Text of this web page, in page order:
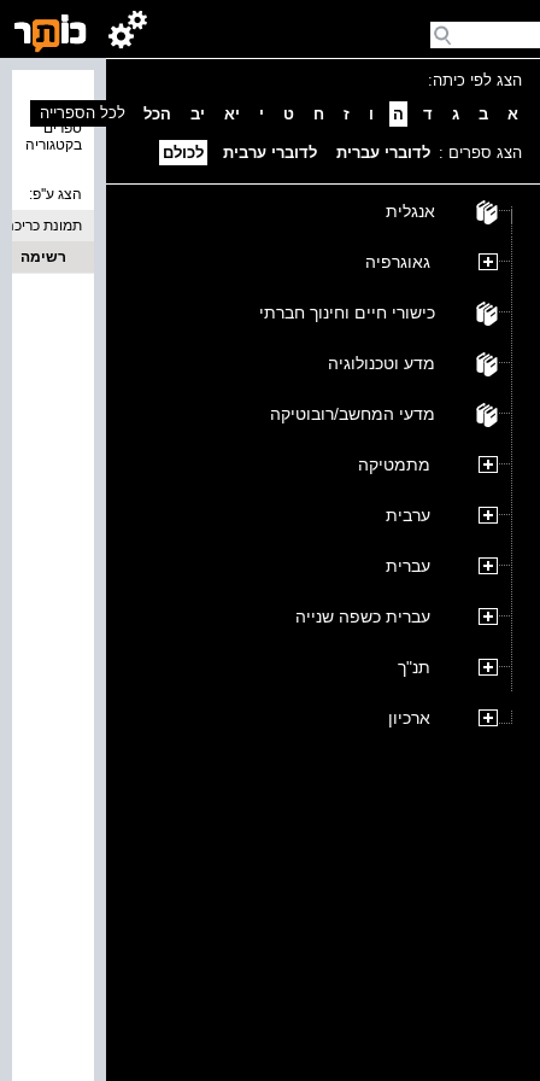
הצג לפי כיתה:
א
ב ג ד ה ו ז ח ט י יא יב הכל
הצג ספרים : לדוברי עברית לדוברי ערבית לכולם
אנגלית
גאוגרפיה
כישורי חיים וחינוך חברתי
מדע וטכנולוגיה
מדעי המחשב/רובוטיקה
מתמטיקה
ערבית
עברית
עברית כשפה שנייה
תנ"ך
ארכיון
ספרים
בקטגוריה
לכל הספרייה
הצג ע''פ:
תמונת כריכה
רשימה